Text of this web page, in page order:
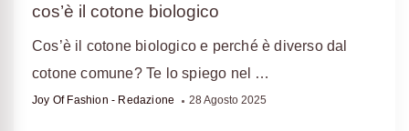
cos’è il cotone biologico
Cos’è il cotone biologico e perché è diverso dal
cotone comune? Te lo spiego nel …
Joy Of Fashion - Redazione 28 Agosto 2025